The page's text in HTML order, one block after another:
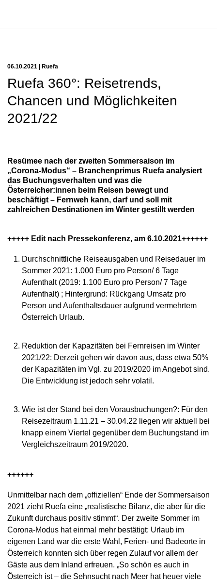
06.10.2021 | Ruefa
Ruefa 360°: Reisetrends,
Chancen und Möglichkeiten
2021/22
Resümee nach der zweiten Sommersaison im
„Corona-Modus“ – Branchenprimus Ruefa analysiert
das Buchungsverhalten und was die
Österreicher:innen beim Reisen bewegt und
beschäftigt – Fernweh kann, darf und soll mit
zahlreichen Destinationen im Winter gestillt werden
+++++ Edit nach Pressekonferenz, am 6.10.2021++++++
Durchschnittliche Reiseausgaben und Reisedauer im
Sommer 2021: 1.000 Euro pro Person/ 6 Tage
Aufenthalt (2019: 1.100 Euro pro Person/ 7 Tage
Aufenthalt) ; Hintergrund: Rückgang Umsatz pro
Person und Aufenthaltsdauer aufgrund vermehrtem
Österreich Urlaub.
Reduktion der Kapazitäten bei Fernreisen im Winter
2021/22: Derzeit gehen wir davon aus, dass etwa 50%
der Kapazitäten im Vgl. zu 2019/2020 im Angebot sind.
Die Entwicklung ist jedoch sehr volatil.
Wie ist der Stand bei den Vorausbuchungen?: Für den
Reisezeitraum 1.11.21 – 30.04.22 liegen wir aktuell bei
knapp einem Viertel gegenüber dem Buchungstand im
Vergleichszeitraum 2019/2020.
++++++
Unmittelbar nach dem „offiziellen“ Ende der Sommersaison
2021 zieht Ruefa eine „realistische Bilanz, die aber für die
Zukunft durchaus positiv stimmt“. Der zweite Sommer im
Corona-Modus hat einmal mehr bestätigt: Urlaub im
eigenen Land war die erste Wahl, Ferien- und Badeorte in
Österreich konnten sich über regen Zulauf vor allem der
Gäste aus dem Inland erfreuen. „So schön es auch in
Österreich ist – die Sehnsucht nach Meer hat heuer viele